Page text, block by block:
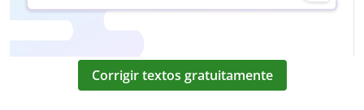
Corrigir textos gratuitamente